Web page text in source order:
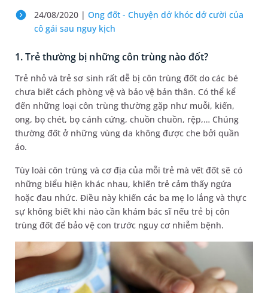
24/08/2020 | Ong đốt - Chuyện dở khóc dở cười của
cô gái sau nguy kịch
1. Trẻ thường bị những côn trùng nào đốt?
Trẻ nhỏ và trẻ sơ sinh rất dễ bị côn trùng đốt do các bé
chưa biết cách phòng vệ và bảo vệ bản thân. Có thể kể
đến những loại côn trùng thường gặp như muỗi, kiến,
ong, bọ chét, bọ cánh cứng, chuồn chuồn, rệp,… Chúng
thường đốt ở những vùng da không được che bởi quần
áo.
Tùy loài côn trùng và cơ địa của mỗi trẻ mà vết đốt sẽ có
những biểu hiện khác nhau, khiến trẻ cảm thấy ngứa
hoặc đau nhức. Điều này khiến các ba mẹ lo lắng và thực
sự không biết khi nào cần khám bác sĩ nếu trẻ bị côn
trùng đốt để bảo vệ con trước nguy cơ nhiễm bệnh.